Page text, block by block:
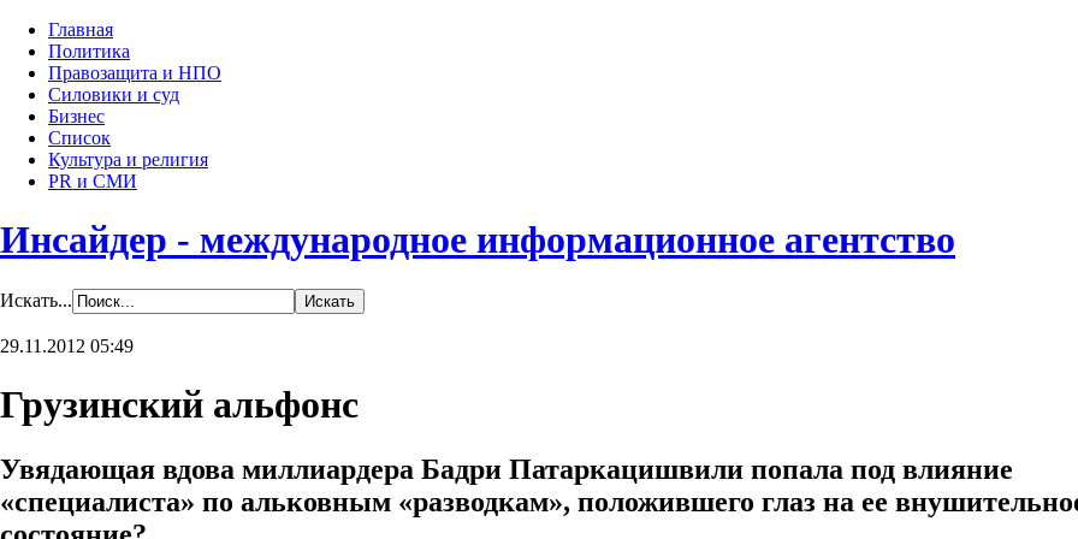
Главная
Политика
Правозащита и НПО
Силовики и суд
Бизнес
Список
Культура и религия
PR и СМИ
Инсайдер - международное информационное агентство
Искать...
29.11.2012 05:49
Грузинский альфонс
Увядающая вдова миллиардера Бадри Патаркацишвили попала под влияние
«специалиста» по альковным «разводкам», положившего глаз на ее